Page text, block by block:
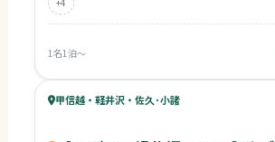
1名1泊〜
73ベビー
76キッズ
甲信越・軽井沢・佐久･小諸